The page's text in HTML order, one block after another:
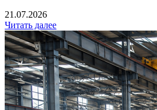
21.07.2026
Читать далее